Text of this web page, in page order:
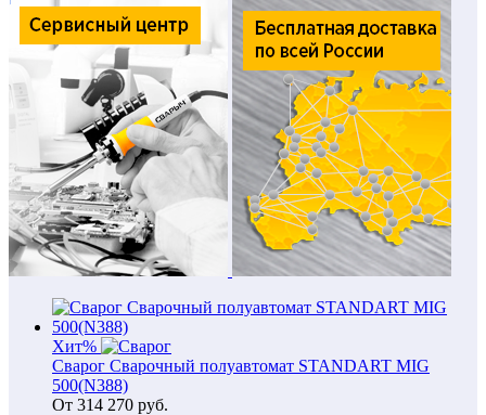
Хит%
Сварог Сварочный полуавтомат STANDART MIG
500(N388)
От 314 270 руб.